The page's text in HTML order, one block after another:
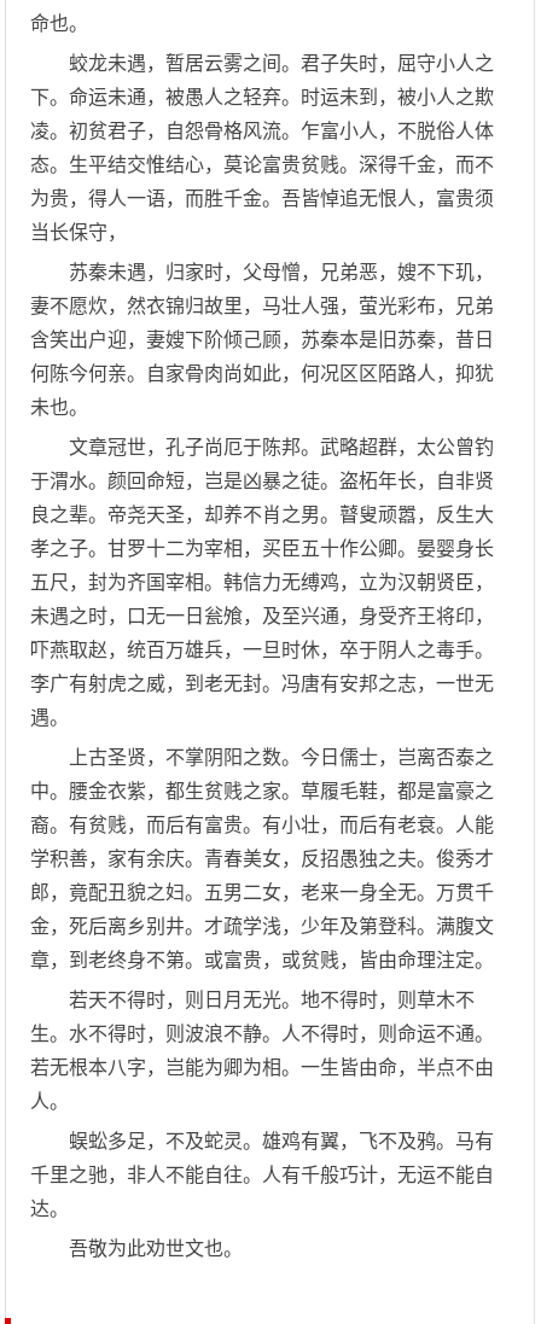
命也。
蛟龙未遇，暂居云雾之间。君子失时，屈守小人之
下。命运未通，被愚人之轻弃。时运未到，被小人之欺
凌。初贫君子，自怨骨格风流。乍富小人，不脱俗人体
态。生平结交惟结心，莫论富贵贫贱。深得千金，而不
为贵，得人一语，而胜千金。吾皆悼追无恨人，富贵须
当长保守，
苏秦未遇，归家时，父母憎，兄弟恶，嫂不下玑，
妻不愿炊，然衣锦归故里，马壮人强，萤光彩布，兄弟
含笑出户迎，妻嫂下阶倾己顾，苏秦本是旧苏秦，昔日
何陈今何亲。自家骨肉尚如此，何况区区陌路人，抑犹
未也。
文章冠世，孔子尚厄于陈邦。武略超群，太公曾钓
于渭水。颜回命短，岂是凶暴之徒。盗柘年长，自非贤
良之辈。帝尧天圣，却养不肖之男。瞽叟顽嚣，反生大
孝之子。甘罗十二为宰相，买臣五十作公卿。晏婴身长
五尺，封为齐国宰相。韩信力无缚鸡，立为汉朝贤臣，
未遇之时，口无一日瓮飧，及至兴通，身受齐王将印，
吓燕取赵，统百万雄兵，一旦时休，卒于阴人之毒手。
李广有射虎之威，到老无封。冯唐有安邦之志，一世无
遇。
上古圣贤，不掌阴阳之数。今日儒士，岂离否泰之
中。腰金衣紫，都生贫贱之家。草履毛鞋，都是富豪之
裔。有贫贱，而后有富贵。有小壮，而后有老衰。人能
学积善，家有余庆。青春美女，反招愚独之夫。俊秀才
郎，竟配丑貌之妇。五男二女，老来一身全无。万贯千
金，死后离乡别井。才疏学浅，少年及第登科。满腹文
章，到老终身不第。或富贵，或贫贱，皆由命理注定。
若天不得时，则日月无光。地不得时，则草木不
生。水不得时，则波浪不静。人不得时，则命运不通。
若无根本八字，岂能为卿为相。一生皆由命，半点不由
人。
蜈蚣多足，不及蛇灵。雄鸡有翼，飞不及鸦。马有
千里之驰，非人不能自往。人有千般巧计，无运不能自
达。
吾敬为此劝世文也。